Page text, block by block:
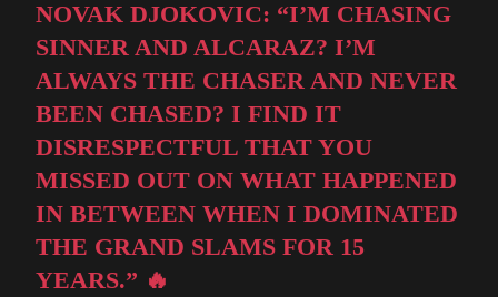
NOVAK DJOKOVIC: “I’M CHASING
SINNER AND ALCARAZ? I’M
ALWAYS THE CHASER AND NEVER
BEEN CHASED? I FIND IT
DISRESPECTFUL THAT YOU
MISSED OUT ON WHAT HAPPENED
IN BETWEEN WHEN I DOMINATED
THE GRAND SLAMS FOR 15
YEARS.” 🔥